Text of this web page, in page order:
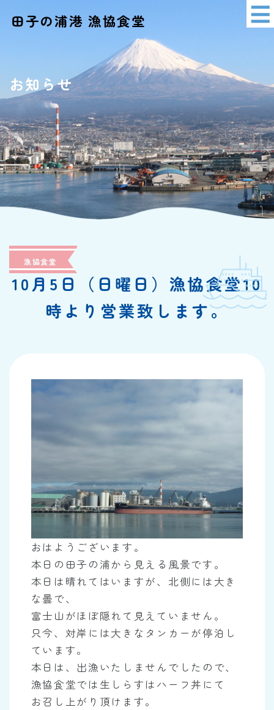
田子の浦港 漁協食堂
お知らせ
イベント情報
アクセス
ショッピング
漁協食堂
10月5日（日曜日）漁協食堂10
時より営業致します。
おはようございます。
本日の田子の浦から見える風景です。
本日は晴れてはいますが、北側には大き
な曇で、
富士山がほぼ隠れて見えていません。
只今、対岸には大きなタンカーが停泊し
ています。
本日は、出漁いたしませんでしたので、
漁協食堂では生しらすはハーフ丼にて
お召し上がり頂けます。